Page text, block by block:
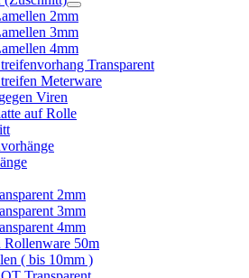
2mm
3mm
4mm
Transparent
Meterware
Viren
auf Rolle
2mm
3mm
4mm
50m
( bis 10mm )